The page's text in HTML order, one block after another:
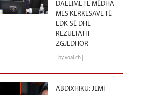
DALLIME TË MËDHA
MES KËRKESAVE TË
LDK-SË DHE
REZULTATIT
ZGJEDHOR
by voal.ch |
ABDIXHIKU: JEMI